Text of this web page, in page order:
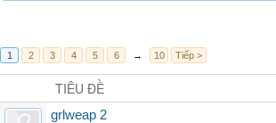
1 2 3 4 5 6 → 10 Tiếp >
TIÊU ĐỀ
grlweap 2